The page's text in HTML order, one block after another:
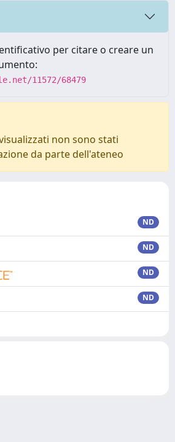
per citare o creare un
11572/68479
non sono stati
da parte dell'ateneo
ND
ND
ND
ND